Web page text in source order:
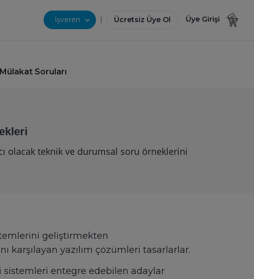
İşveren | Ücretsiz Üye Ol Üye Girişi
Soruları
olacak teknik ve durumsal soru örneklerini
geliştirmekten
karşılayan yazılım çözümleri tasarlarlar.
sistemleri entegre edebilen adaylar